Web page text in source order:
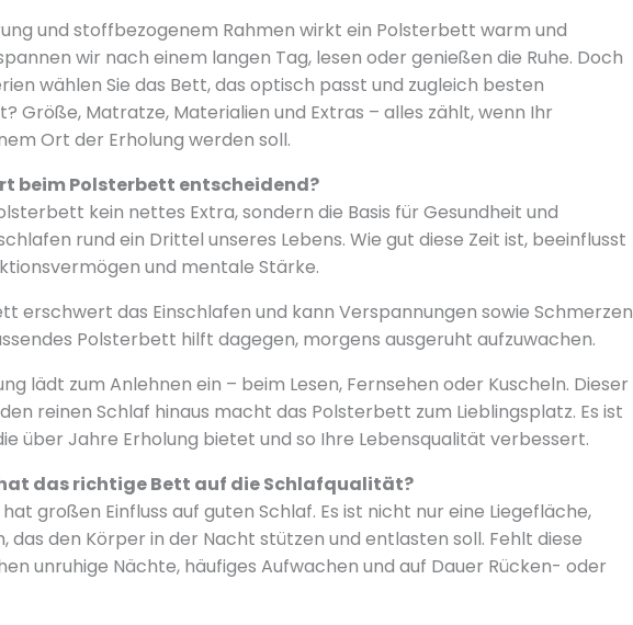
und stoffbezogenem Rahmen wirkt ein Polsterbett warm und
wir nach einem langen Tag, lesen oder genießen die Ruhe. Doch
wählen Sie das Bett, das optisch passt und zugleich besten
Größe, Matratze, Materialien und Extras – alles zählt, wenn Ihr
Ort der Erholung werden soll.
beim Polsterbett entscheidend?
kein nettes Extra, sondern die Basis für Gesundheit und
rund ein Drittel unseres Lebens. Wie gut diese Zeit ist, beeinflusst
und mentale Stärke.
erschwert das Einschlafen und kann Verspannungen sowie Schmerzen
Polsterbett hilft dagegen, morgens ausgeruht aufzuwachen.
lädt zum Anlehnen ein – beim Lesen, Fernsehen oder Kuscheln. Dieser
reinen Schlaf hinaus macht das Polsterbett zum Lieblingsplatz. Es ist
über Jahre Erholung bietet und so Ihre Lebensqualität verbessert.
das richtige Bett auf die Schlafqualität?
großen Einfluss auf guten Schlaf. Es ist nicht nur eine Liegefläche,
das den Körper in der Nacht stützen und entlasten soll. Fehlt diese
unruhige Nächte, häufiges Aufwachen und auf Dauer Rücken- oder